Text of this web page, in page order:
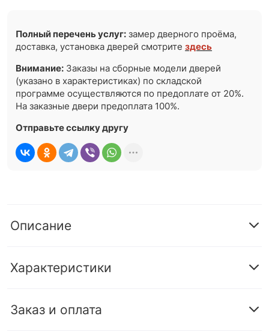
Полный перечень услуг: замер дверного проёма,
доставка, установка дверей смотритездесь
Внимание: Заказы на сборные модели дверей
(указано в характеристиках) по складской
программе осуществляются по предоплате от 20%.
На заказные двери предоплата 100%.
Отправьте ссылку другу
Описание
Характеристики
Заказ и оплата